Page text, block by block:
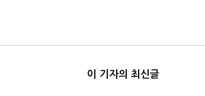
이 기자의 최신글